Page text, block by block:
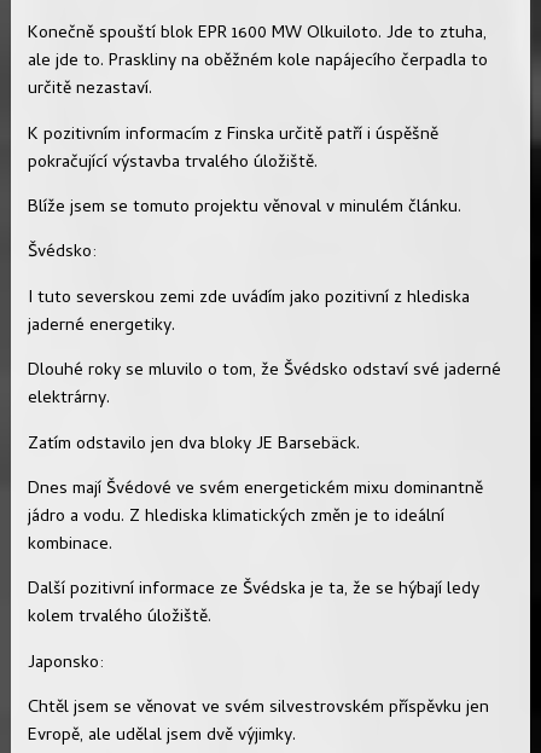
Konečně spouští blok EPR 1600 MW Olkuiloto. Jde to ztuha,
ale jde to. Praskliny na oběžném kole napájecího čerpadla to
určitě nezastaví.
K pozitivním informacím z Finska určitě patří i úspěšně
pokračující výstavba trvalého úložiště.
Blíže jsem se tomuto projektu věnoval v minulém článku.
Švédsko:
I tuto severskou zemi zde uvádím jako pozitivní z hlediska
jaderné energetiky.
Dlouhé roky se mluvilo o tom, že Švédsko odstaví své jaderné
elektrárny.
Zatím odstavilo jen dva bloky JE Barsebäck.
Dnes mají Švédové ve svém energetickém mixu dominantně
jádro a vodu. Z hlediska klimatických změn je to ideální
kombinace.
Další pozitivní informace ze Švédska je ta, že se hýbají ledy
kolem trvalého úložiště.
Japonsko:
Chtěl jsem se věnovat ve svém silvestrovském příspěvku jen
Evropě, ale udělal jsem dvě výjimky.